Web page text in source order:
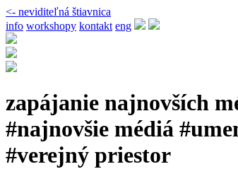
<- neviditeľná štiavnica
info workshopy kontakt eng
zapájanie najnovších
#najnovšie médiá
#verejný priestor